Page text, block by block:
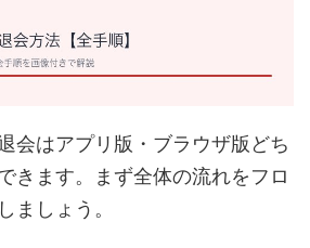
会はアプリ版・ブラウザ版どち
きます。まず全体の流れをフロ
ましょう。